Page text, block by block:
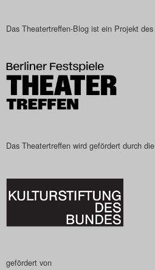
Das Theatertreffen-Blog ist ein Projekt des
Das Theatertreffen wird gefördert durch die
gefördert von